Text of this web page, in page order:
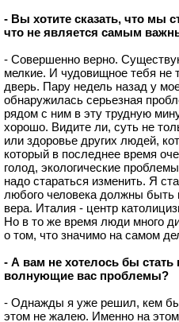
- Вы хотите сказать, что мы
что не является самым
- Совершенно верно.
мелкие. И чудовищное тебя не
дверь. Пару недель назад у
обнаружилась серьезная
рядом с ним в эту трудную
хорошо. Видите ли, суть не
или здоровье других людей,
который в последнее время
голод, экологические
надо стараться изменить. Я
любого человека должны быть
вера. Италия - центр
Но в то же время люди много
о том, что значимо на самом
- А вам не хотелось бы
волнующие вас проблемы?
- Однажды я уже решил, кем
этом не жалею. Именно на этом